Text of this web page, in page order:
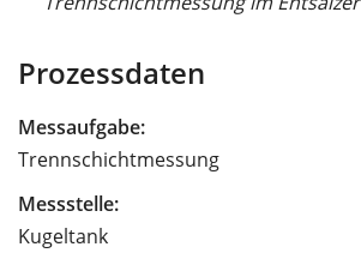
Prozessdaten
Messaufgabe:
Trennschichtmessung
Messstelle:
Kugeltank